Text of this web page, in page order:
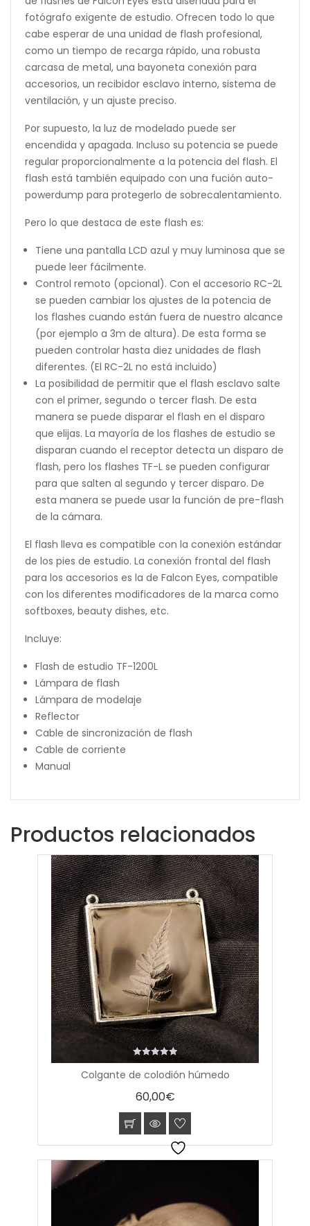
fotógrafo exigente de estudio. Ofrecen todo lo que
cabe esperar de una unidad de flash profesional,
como un tiempo de recarga rápido, una robusta
carcasa de metal, una bayoneta conexión para
accesorios, un recibidor esclavo interno, sistema de
ventilación, y un ajuste preciso.
Por supuesto, la luz de modelado puede ser
encendida y apagada. Incluso su potencia se puede
regular proporcionalmente a la potencia del flash. El
flash está también equipado con una fución auto-
powerdump para protegerlo de sobrecalentamiento.
Pero lo que destaca de este flash es:
Tiene una pantalla LCD azul y muy luminosa que se
puede leer fácilmente.
Control remoto (opcional). Con el accesorio RC-2L
se pueden cambiar los ajustes de la potencia de
los flashes cuando están fuera de nuestro alcance
(por ejemplo a 3m de altura). De esta forma se
pueden controlar hasta diez unidades de flash
diferentes. (El RC-2L no está incluido)
La posibilidad de permitir que el flash esclavo salte
con el primer, segundo o tercer flash. De esta
manera se puede disparar el flash en el disparo
que elijas. La mayoría de los flashes de estudio se
disparan cuando el receptor detecta un disparo de
flash, pero los flashes TF-L se pueden configurar
para que salten al segundo y tercer disparo. De
esta manera se puede usar la función de pre-flash
de la cámara.
El flash lleva es compatible con la conexión estándar
de los pies de estudio. La conexión frontal del flash
para los accesorios es la de Falcon Eyes, compatible
con los diferentes modificadores de la marca como
softboxes, beauty dishes, etc.
Incluye:
Flash de estudio TF-1200L
Lámpara de flash
Lámpara de modelaje
Reflector
Cable de sincronización de flash
Cable de corriente
Manual
Productos relacionados
Colgante de colodión húmedo
0
out
560,00€